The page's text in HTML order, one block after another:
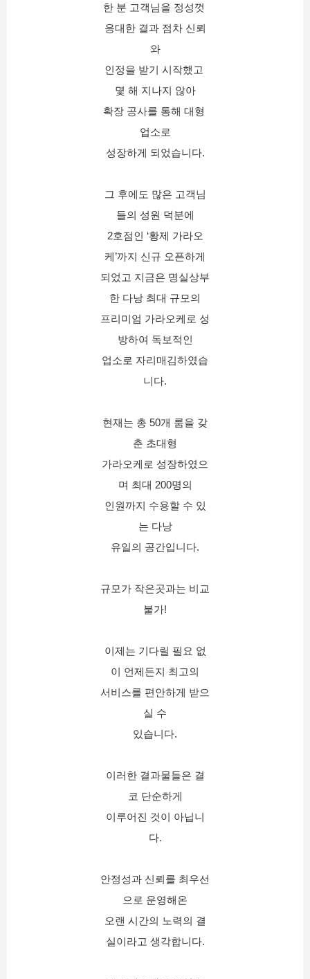
한 분 고객님을 정성껏
응대한 결과 점차 신뢰
와
인정을 받기 시작했고
몇 해 지나지 않아
확장 공사를 통해 대형
업소로
성장하게 되었습니다.
그 후에도 많은 고객님
들의 성원 덕분에
2호점인 ‘황제 가라오
케’까지 신규 오픈하게
되었고 지금은 명실상부
한 다낭 최대 규모의
프리미엄 가라오케로 성
방하여 독보적인
업소로 자리매김하였습
니다.
현재는 총 50개 룸을 갖
춘 초대형
가라오케로 성장하였으
며 최대 200명의
인원까지 수용할 수 있
는 다낭
유일의 공간입니다.
규모가 작은곳과는 비교
불가!
이제는 기다릴 필요 없
이 언제든지 최고의
서비스를 편안하게 받으
실 수
있습니다.
이러한 결과물들은 결
코 단순하게
이루어진 것이 아닙니
다.
안정성과 신뢰를 최우선
으로 운영해온
오랜 시간의 노력의 결
실이라고 생각합니다.